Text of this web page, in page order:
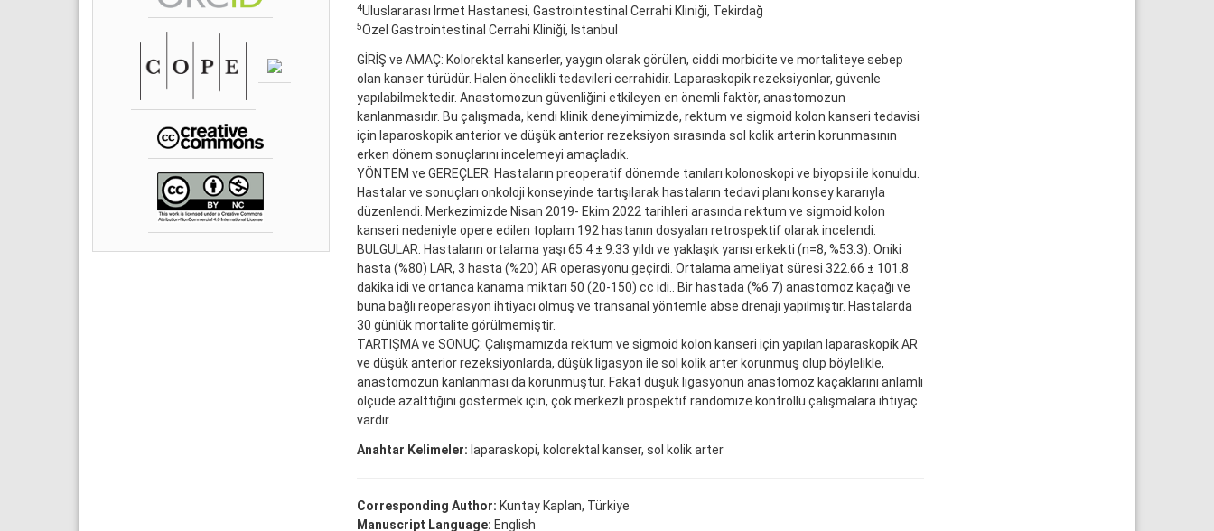
4Uluslararası Irmet Hastanesi, Gastrointestinal Cerrahi Kliniği, Tekirdağ
5Özel Gastrointestinal Cerrahi Kliniği, Istanbul
GİRİŞ ve AMAÇ: Kolorektal kanserler, yaygın olarak görülen, ciddi morbidite ve mortaliteye sebep
olan kanser türüdür. Halen öncelikli tedavileri cerrahidir. Laparaskopik rezeksiyonlar, güvenle
yapılabilmektedir. Anastomozun güvenliğini etkileyen en önemli faktör, anastomozun
kanlanmasıdır. Bu çalışmada, kendi klinik deneyimimizde, rektum ve sigmoid kolon kanseri tedavisi
için laparoskopik anterior ve düşük anterior rezeksiyon sırasında sol kolik arterin korunmasının
erken dönem sonuçlarını incelemeyi amaçladık.
YÖNTEM ve GEREÇLER: Hastaların preoperatif dönemde tanıları kolonoskopi ve biyopsi ile konuldu.
Hastalar ve sonuçları onkoloji konseyinde tartışılarak hastaların tedavi planı konsey kararıyla
düzenlendi. Merkezimizde Nisan 2019- Ekim 2022 tarihleri arasında rektum ve sigmoid kolon
kanseri nedeniyle opere edilen toplam 192 hastanın dosyaları retrospektif olarak incelendi.
BULGULAR: Hastaların ortalama yaşı 65.4 ± 9.33 yıldı ve yaklaşık yarısı erkekti (n=8, %53.3). Oniki
hasta (%80) LAR, 3 hasta (%20) AR operasyonu geçirdi. Ortalama ameliyat süresi 322.66 ± 101.8
dakika idi ve ortanca kanama miktarı 50 (20-150) cc idi.. Bir hastada (%6.7) anastomoz kaçağı ve
buna bağlı reoperasyon ihtiyacı olmuş ve transanal yöntemle abse drenajı yapılmıştır. Hastalarda
30 günlük mortalite görülmemiştir.
TARTIŞMA ve SONUÇ: Çalışmamızda rektum ve sigmoid kolon kanseri için yapılan laparaskopik AR
ve düşük anterior rezeksiyonlarda, düşük ligasyon ile sol kolik arter korunmuş olup böylelikle,
anastomozun kanlanması da korunmuştur. Fakat düşük ligasyonun anastomoz kaçaklarını anlamlı
ölçüde azalttığını göstermek için, çok merkezli prospektif randomize kontrollü çalışmalara ihtiyaç
vardır.
Anahtar Kelimeler: laparaskopi, kolorektal kanser, sol kolik arter
Corresponding Author: Kuntay Kaplan, Türkiye
Manuscript Language: English